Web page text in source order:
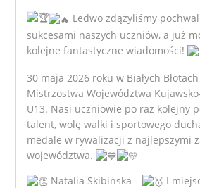
Ledwo zdążyliśmy
sukcesami naszych uczniów, a już
kolejne fantastyczne wiadomości!
30 maja 2026 roku w Białych
Mistrzostwa Województwa
U13. Nasi uczniowie po raz kolejny
talent, wolę walki i sportowego
medale w rywalizacji z najlepszymi
województwa.
Natalia Skibińska –
I